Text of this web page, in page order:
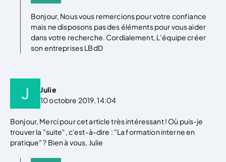
Bonjour, Nous vous remercions pour votre confiance
mais ne disposons pas des éléments pour vous aider
dans votre recherche. Cordialement, L’équipe créer
son entreprises LBdD
Julie
10 octobre 2019, 14:04
Bonjour, Merci pour cet article très intéressant ! Où puis-je
trouver la "suite", c'est-à-dire : "La formation interne en
pratique" ? Bien à vous, Julie